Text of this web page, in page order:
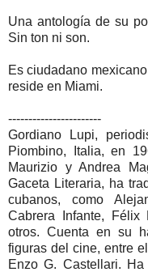
Una antología de su
Sin ton ni son.
Es ciudadano
reside en Miami.
-----------------------
Gordiano Lupi,
Piombino, Italia, en
Maurizio y Andrea
Gaceta Literaria, ha
cubanos, como
Cabrera Infante,
otros. Cuenta en su
figuras del cine, entre
Enzo G. Castellari.